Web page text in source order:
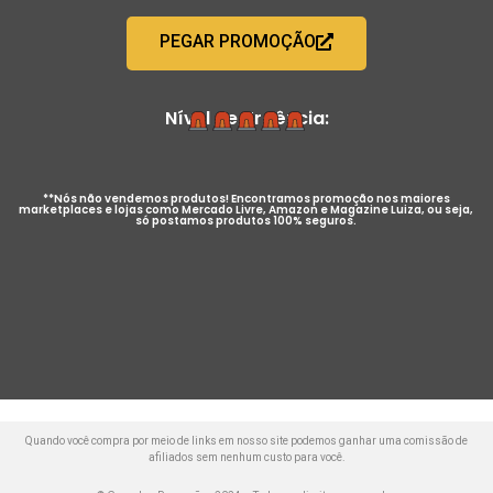
PEGAR PROMOÇÃO
Nível de Urgência:
**Nós não vendemos produtos! Encontramos promoção nos maiores
marketplaces e lojas como Mercado Livre, Amazon e Magazine Luiza, ou seja,
só postamos produtos 100% seguros.
Quando você compra por meio de links em nosso site podemos ganhar uma comissão de
afiliados sem nenhum custo para você.